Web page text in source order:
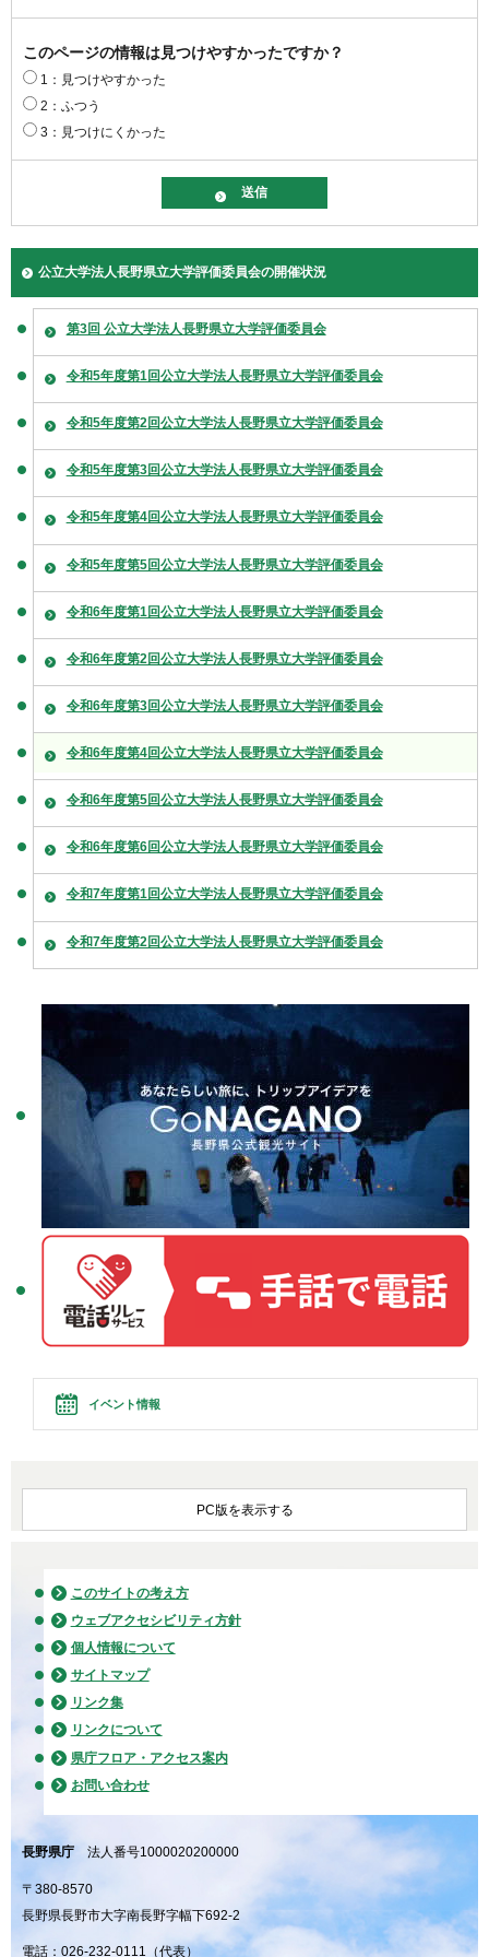
このページの情報は見つけやすかったですか？
1：見つけやすかった
2：ふつう
3：見つけにくかった
公立大学法人長野県立大学評価委員会の開催状況
第3回 公立大学法人長野県立大学評価委員会
令和5年度第1回公立大学法人長野県立大学評価委員会
令和5年度第2回公立大学法人長野県立大学評価委員会
令和5年度第3回公立大学法人長野県立大学評価委員会
令和5年度第4回公立大学法人長野県立大学評価委員会
令和5年度第5回公立大学法人長野県立大学評価委員会
令和6年度第1回公立大学法人長野県立大学評価委員会
令和6年度第2回公立大学法人長野県立大学評価委員会
令和6年度第3回公立大学法人長野県立大学評価委員会
令和6年度第4回公立大学法人長野県立大学評価委員会
令和6年度第5回公立大学法人長野県立大学評価委員会
令和6年度第6回公立大学法人長野県立大学評価委員会
令和7年度第1回公立大学法人長野県立大学評価委員会
令和7年度第2回公立大学法人長野県立大学評価委員会
イベント情報
PC版を表示する
このサイトの考え方
ウェブアクセシビリティ方針
個人情報について
サイトマップ
リンク集
リンクについて
県庁フロア・アクセス案内
お問い合わせ
長野県庁 法人番号1000020200000
〒380-8570
長野県長野市大字南長野字幅下692-2
電話：026-232-0111（代表）